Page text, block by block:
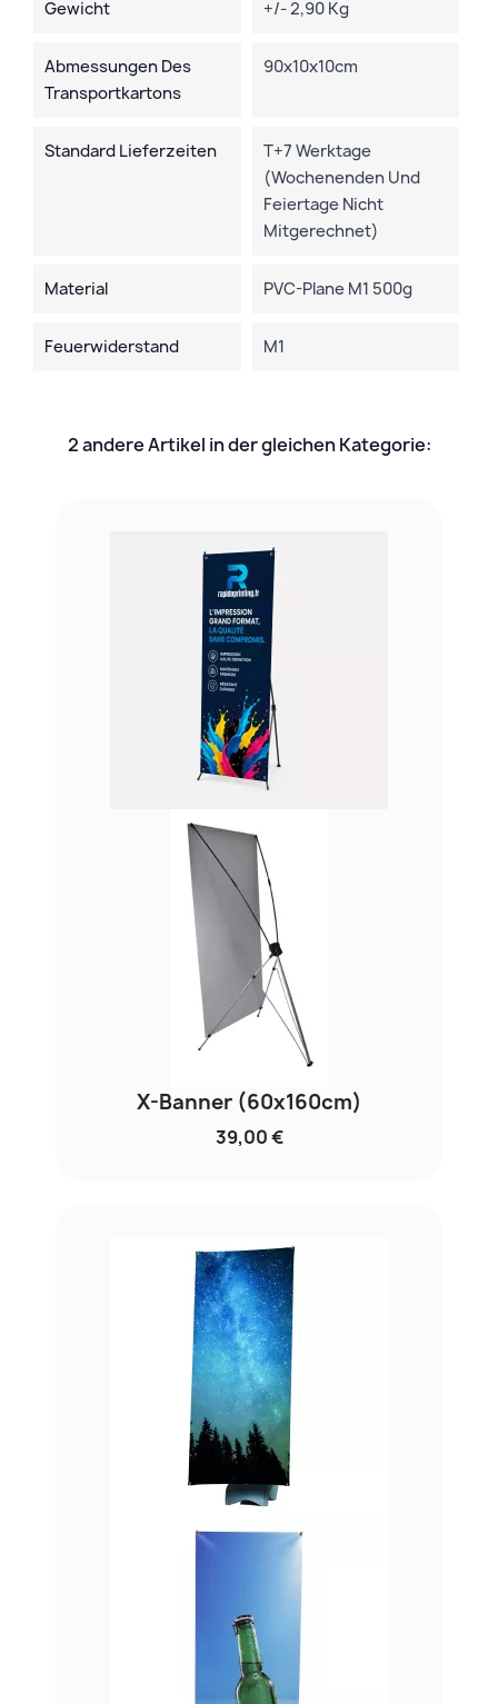
Gewicht +/- 2,90 Kg
Abmessungen Des
Transportkartons
90x10x10cm
Standard Lieferzeiten
T+7 Werktage
(Wochenenden Und
Feiertage Nicht
Mitgerechnet)
Material PVC-Plane M1 500g
Feuerwiderstand M1
2 andere Artikel in der gleichen Kategorie:
X-Banner (60x160cm)
39,00 €